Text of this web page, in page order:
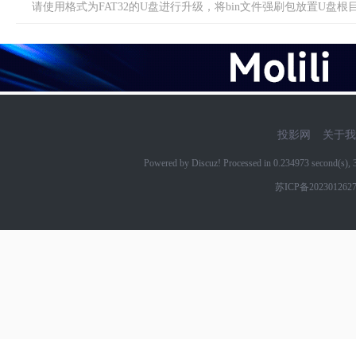
请使用格式为FAT32的U盘进行升级，将bin文件强刷包放置U盘
投影网 关于
Powered by Discuz! Processed in 0.234973
苏ICP备